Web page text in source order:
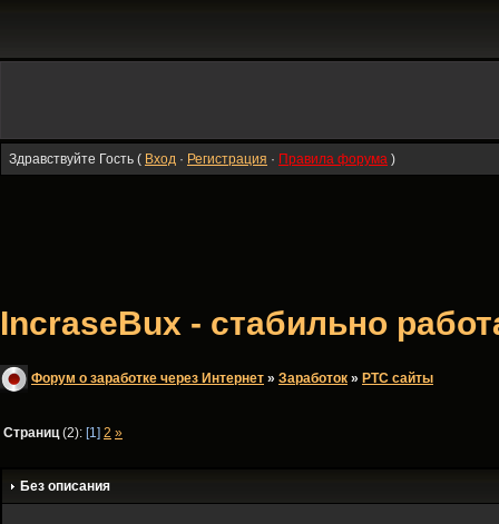
Здравствуйте Гость ( Вход · Регистрация · Правила форума )
IncraseBux - стабильно
Форум о заработке через Интернет » Заработок » PTC сайты
Страниц(2): [1] 2 »
Без описания